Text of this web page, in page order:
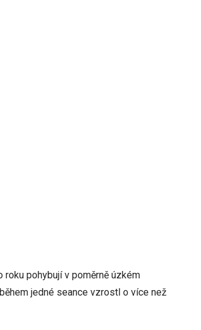
pohybují v poměrně úzkém
jedné seance vzrostl o více než